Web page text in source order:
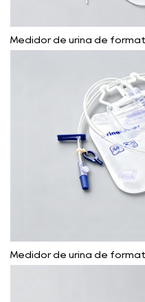
Medidor de urina de
Medidor de urina de